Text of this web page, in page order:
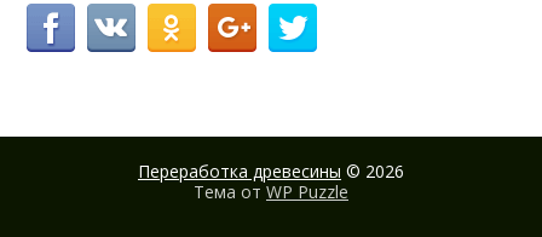
Переработка древесины © 2026
Тема от WP Puzzle